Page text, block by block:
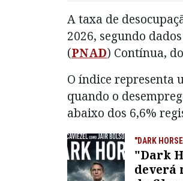
A taxa de
2026, segundo
(PNAD) Contínua,
O índice representa
quando o
abaixo dos 6,6%
"DARK
"Dark